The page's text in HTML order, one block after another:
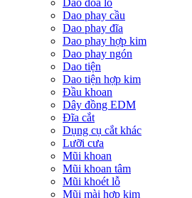
Dao doa lỗ
Dao phay cầu
Dao phay đĩa
Dao phay hợp kim
Dao phay ngón
Dao tiện
Dao tiện hợp kim
Đầu khoan
Dây đồng EDM
Đĩa cắt
Dụng cụ cắt khác
Lưỡi cưa
Mũi khoan
Mũi khoan tâm
Mũi khoét lỗ
Mũi mài hợp kim